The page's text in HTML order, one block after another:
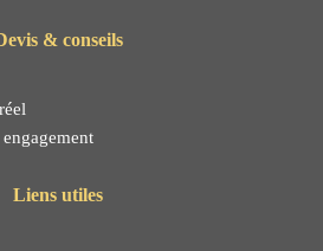
& conseils
Liens utiles